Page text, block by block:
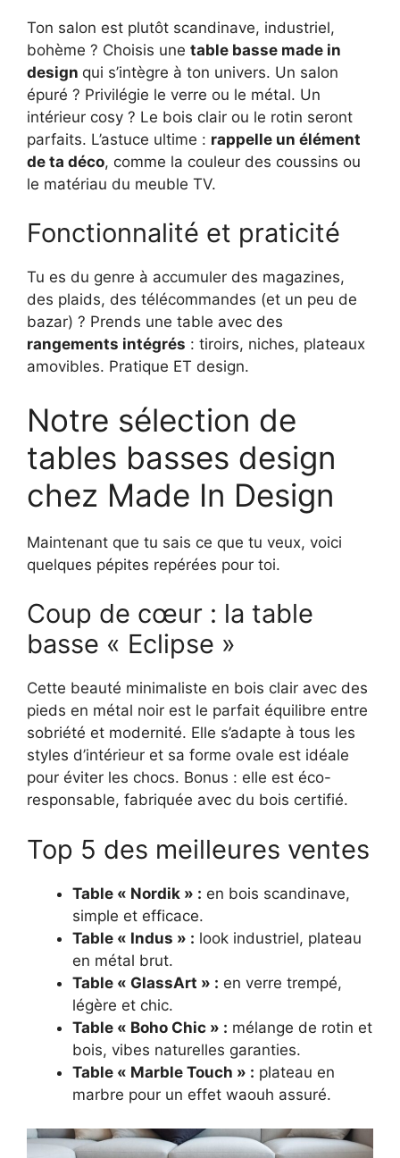
Ton salon est plutôt scandinave, industriel,
bohème ? Choisis une table basse made in
design qui s’intègre à ton univers. Un salon
épuré ? Privilégie le verre ou le métal. Un
intérieur cosy ? Le bois clair ou le rotin seront
parfaits. L’astuce ultime : rappelle un élément
de ta déco, comme la couleur des coussins ou
le matériau du meuble TV.
Fonctionnalité et praticité
Tu es du genre à accumuler des magazines,
des plaids, des télécommandes (et un peu de
bazar) ? Prends une table avec des
rangements intégrés : tiroirs, niches, plateaux
amovibles. Pratique ET design.
Notre sélection de
tables basses design
chez Made In Design
Maintenant que tu sais ce que tu veux, voici
quelques pépites repérées pour toi.
Coup de cœur : la table
basse « Eclipse »
Cette beauté minimaliste en bois clair avec des
pieds en métal noir est le parfait équilibre entre
sobriété et modernité. Elle s’adapte à tous les
styles d’intérieur et sa forme ovale est idéale
pour éviter les chocs. Bonus : elle est éco-
responsable, fabriquée avec du bois certifié.
Top 5 des meilleures ventes
Table « Nordik » : en bois scandinave,
simple et efficace.
Table « Indus » : look industriel, plateau
en métal brut.
Table « GlassArt » : en verre trempé,
légère et chic.
Table « Boho Chic » : mélange de rotin et
bois, vibes naturelles garanties.
Table « Marble Touch » : plateau en
marbre pour un effet waouh assuré.